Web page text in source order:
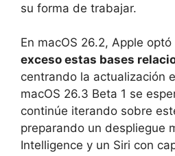
su forma de trabajar.
En macOS 26.2, Apple optó
exceso estas bases
centrando la actualización
macOS 26.3 Beta 1 se
continúe iterando sobre
preparando un despliegue
Intelligence y un Siri con